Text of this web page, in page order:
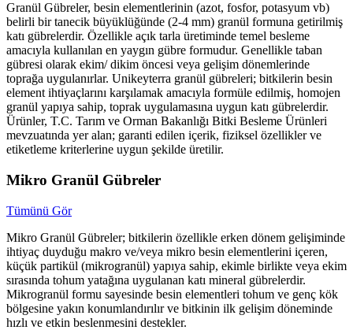
Granül Gübreler, besin elementlerinin (azot, fosfor, potasyum vb)
belirli bir tanecik büyüklüğünde (2-4 mm) granül formuna getirilmiş
katı gübrelerdir. Özellikle açık tarla üretiminde temel besleme
amacıyla kullanılan en yaygın gübre formudur. Genellikle taban
gübresi olarak ekim/ dikim öncesi veya gelişim dönemlerinde
toprağa uygulanırlar. Unikeyterra granül gübreleri; bitkilerin besin
element ihtiyaçlarını karşılamak amacıyla formüle edilmiş, homojen
granül yapıya sahip, toprak uygulamasına uygun katı gübrelerdir.
Ürünler, T.C. Tarım ve Orman Bakanlığı Bitki Besleme Ürünleri
mevzuatında yer alan; garanti edilen içerik, fiziksel özellikler ve
etiketleme kriterlerine uygun şekilde üretilir.
Mikro Granül Gübreler
Tümünü Gör
Mikro Granül Gübreler; bitkilerin özellikle erken dönem gelişiminde
ihtiyaç duyduğu makro ve/veya mikro besin elementlerini içeren,
küçük partikül (mikrogranül) yapıya sahip, ekimle birlikte veya ekim
sırasında tohum yatağına uygulanan katı mineral gübrelerdir.
Mikrogranül formu sayesinde besin elementleri tohum ve genç kök
bölgesine yakın konumlandırılır ve bitkinin ilk gelişim döneminde
hızlı ve etkin beslenmesini destekler.